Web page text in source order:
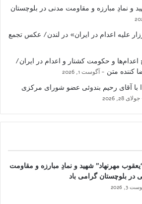
و نمادِ مبارزه و مقاومت مدنی در بلوچستان
علیه اعدام در ایران» در لندن/ عکس تجمع
و حکومت کشتار و اعدام در ایران/
کننده متن
آگوست 1, 2026
با آقای رحیم بندوئی عضو شورای مرکزی
جولای 28, 2026
مهرنهاد” شهید و نمادِ مبارزه و مقاومت
در بلوچستان گرامی باد
3, 2026